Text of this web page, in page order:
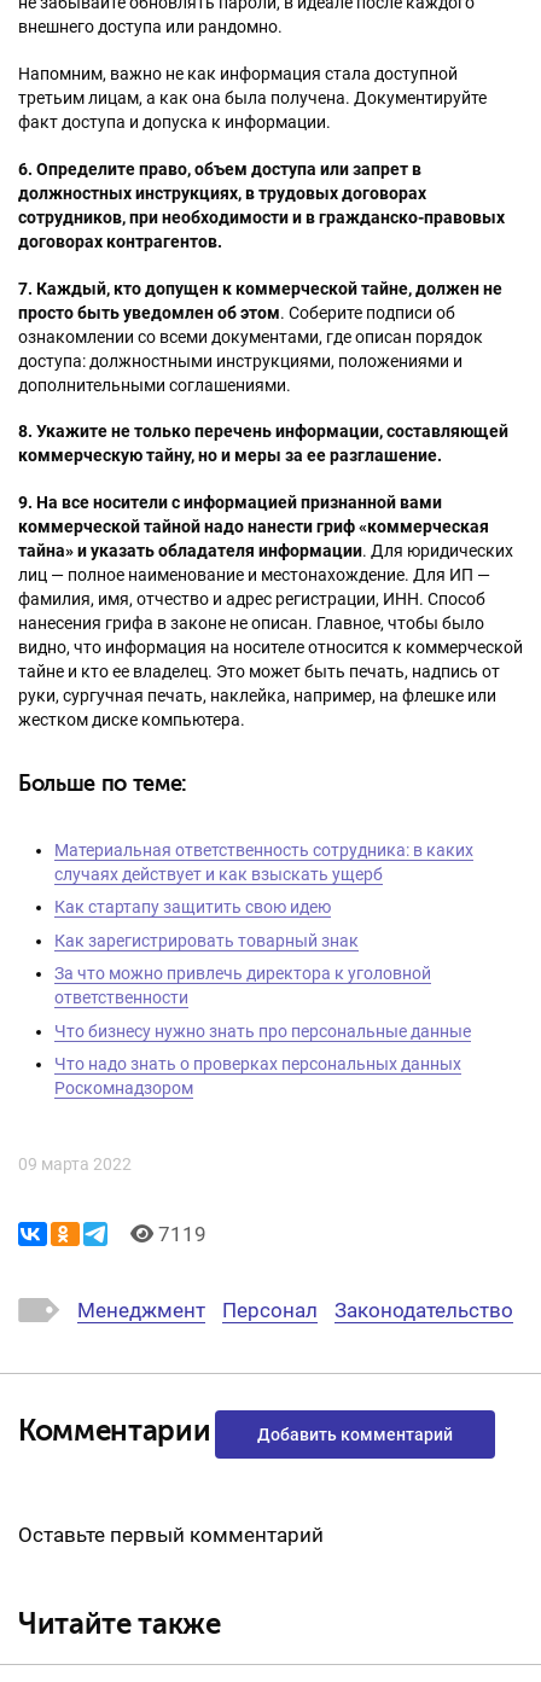
внешнего доступа или рандомно.
Напомним, важно не как информация стала доступной
третьим лицам, а как она была получена. Документируйте
факт доступа и допуска к информации.
6. Определите право, объем доступа или запрет в
должностных инструкциях, в трудовых договорах
сотрудников, при необходимости и в гражданско-правовых
договорах контрагентов.
7. Каждый, кто допущен к коммерческой тайне, должен не
просто быть уведомлен об этом. Соберите подписи об
ознакомлении со всеми документами, где описан порядок
доступа: должностными инструкциями, положениями и
дополнительными соглашениями.
8. Укажите не только перечень информации, составляющей
коммерческую тайну, но и меры за ее разглашение.
9. На все носители с информацией признанной вами
коммерческой тайной надо нанести гриф «коммерческая
тайна» и указать обладателя информации. Для юридических
лиц — полное наименование и местонахождение. Для ИП —
фамилия, имя, отчество и адрес регистрации, ИНН. Способ
нанесения грифа в законе не описан. Главное, чтобы было
видно, что информация на носителе относится к коммерческой
тайне и кто ее владелец. Это может быть печать, надпись от
руки, сургучная печать, наклейка, например, на флешке или
жестком диске компьютера.
Больше по теме:
Материальная ответственность сотрудника: в каких
случаях действует и как взыскать ущерб
Как стартапу защитить свою идею
Как зарегистрировать товарный знак
За что можно привлечь директора к уголовной
ответственности
Что бизнесу нужно знать про персональные данные
Что надо знать о проверках персональных данных
Роскомнадзором
09 марта 2022
7119
Менеджмент Персонал Законодательство
Комментарии Добавить комментарий
Оставьте первый комментарий
Читайте также